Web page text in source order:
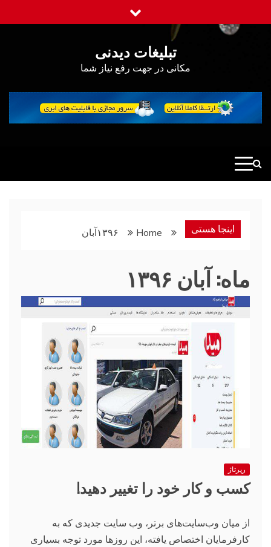
to
تبلیغات دیدنی
مکانی در جهت رفع نیاز شما
اینجا هستی Home ۱۳۹۶آبان
ماه:آبان ۱۳۹۶
رپرتاژ
کسب و کار خود را تغییر دهید!
از میان وب‌سایت‌های برتر، وب سایت جدیدی که به
کارفرمایان اختصاص یافته، این روزها مورد توجه بسیاری